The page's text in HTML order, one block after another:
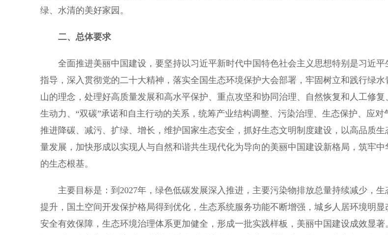
绿、水清的美好家园。
二、总体要求
全面推进美丽中国建设，要坚持以习近平新时代中国特色社会主义思想特别是习近平
指导，深入贯彻党的二十大精神，落实全国生态环境保护大会部署，牢固树立和践行绿水
山的理念，处理好高质量发展和高水平保护、重点攻坚和协同治理、自然恢复和人工修复
生动力、“双碳”承诺和自主行动的关系，统筹产业结构调整、污染治理、生态保护、应对
推进降碳、减污、扩绿、增长，维护国家生态安全，抓好生态文明制度建设，以高品质
量发展，加快形成以实现人与自然和谐共生现代化为导向的美丽中国建设新格局，筑牢
的生态根基。
主要目标是：到2027年，绿色低碳发展深入推进，主要污染物排放总量持续减少，生
提升，国土空间开发保护格局得到优化，生态系统服务功能不断增强，城乡人居环境明显
安全有效保障，生态环境治理体系更加健全，形成一批实践样板，美丽中国建设成效显著